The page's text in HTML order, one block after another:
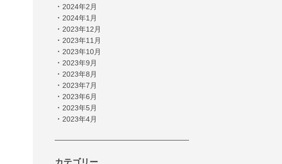
・ 2024年2月
・ 2024年1月
・ 2023年12月
・ 2023年11月
・ 2023年10月
・ 2023年9月
・ 2023年8月
・ 2023年7月
・ 2023年6月
・ 2023年5月
・ 2023年4月